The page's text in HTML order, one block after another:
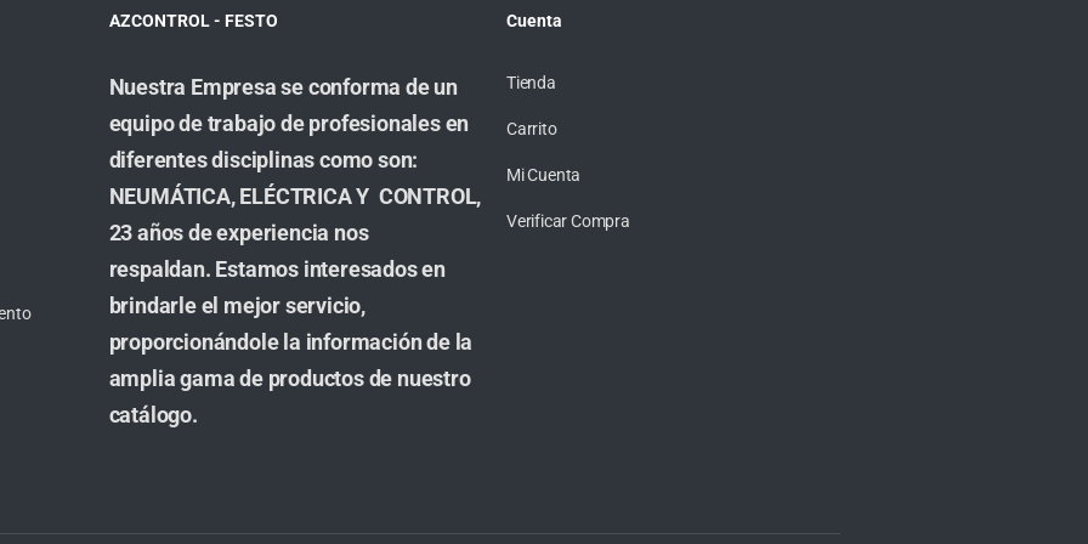
AZCONTROL - FESTO
Nuestra Empresa se conforma de un
equipo de trabajo de profesionales en
diferentes disciplinas como son:
NEUMÁTICA, ELÉCTRICA Y CONTROL,
23 años de experiencia nos
respaldan. Estamos interesados en
brindarle el mejor servicio,
proporcionándole la información de la
amplia gama de productos de nuestro
catálogo.
Cuenta
Tienda
Carrito
Mi Cuenta
Verificar Compra